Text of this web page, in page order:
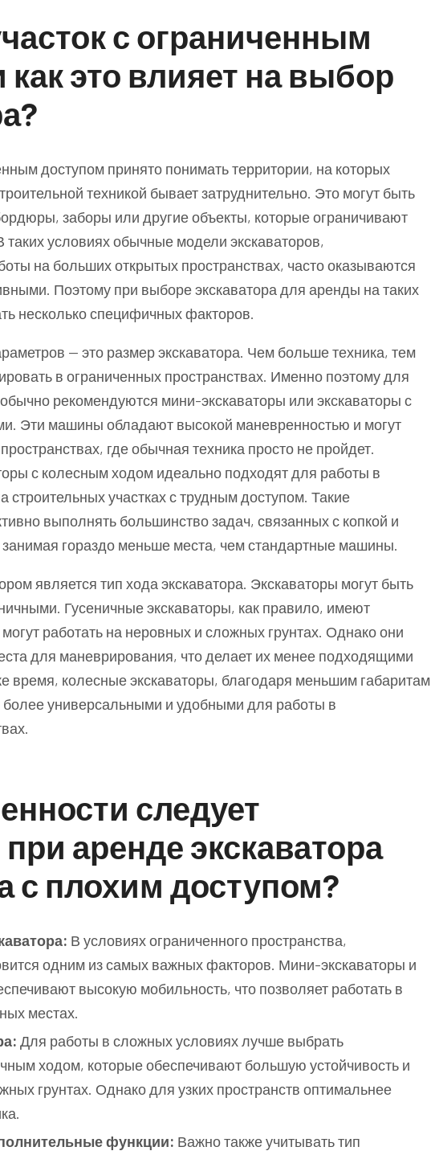
с ограниченным
это влияет на выбор
доступом принято понимать территории, на которых
техникой бывает затруднительно. Это могут быть
заборы или другие объекты, которые ограничивают
таких условиях обычные модели экскаваторов,
на больших открытых пространствах, часто оказываются
Поэтому при выборе экскаватора для аренды на таких
несколько специфичных факторов.
— это размер экскаватора. Чем больше техника, тем
в ограниченных пространствах. Именно поэтому для
обычно рекомендуются мини-экскаваторы или экскаваторы с
Эти машины обладают высокой маневренностью и могут
где обычная техника просто не пройдет.
с колесным ходом идеально подходят для работы в
строительных участках с трудным доступом. Такие
выполнять большинство задач, связанных с копкой и
занимая гораздо меньше места, чем стандартные машины.
является тип хода экскаватора. Экскаваторы могут быть
Гусеничные экскаваторы, как правило, имеют
работать на неровных и сложных грунтах. Однако они
для маневрирования, что делает их менее подходящими
время, колесные экскаваторы, благодаря меньшим габаритам
универсальными и удобными для работы в
следует
аренде экскаватора
с плохим доступом?
В условиях ограниченного пространства,
одним из самых важных факторов. Мини-экскаваторы и
высокую мобильность, что позволяет работать в
местах.
Для работы в сложных условиях лучше выбрать
ходом, которые обеспечивают большую устойчивость и
грунтах. Однако для узких пространств оптимальнее
функции: Важно также учитывать тип